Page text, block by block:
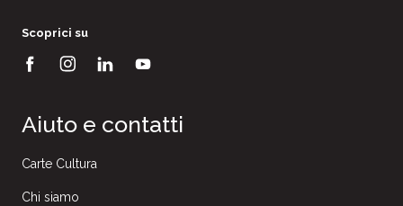
Scoprici su
Aiuto e contatti
Carte Cultura
Chi siamo